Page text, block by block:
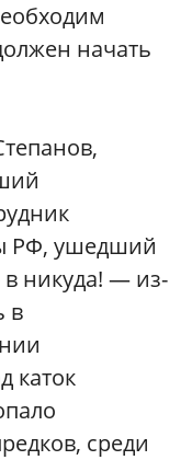
начать
РФ, ушедший
в никуда! — из-
в
каток
среди